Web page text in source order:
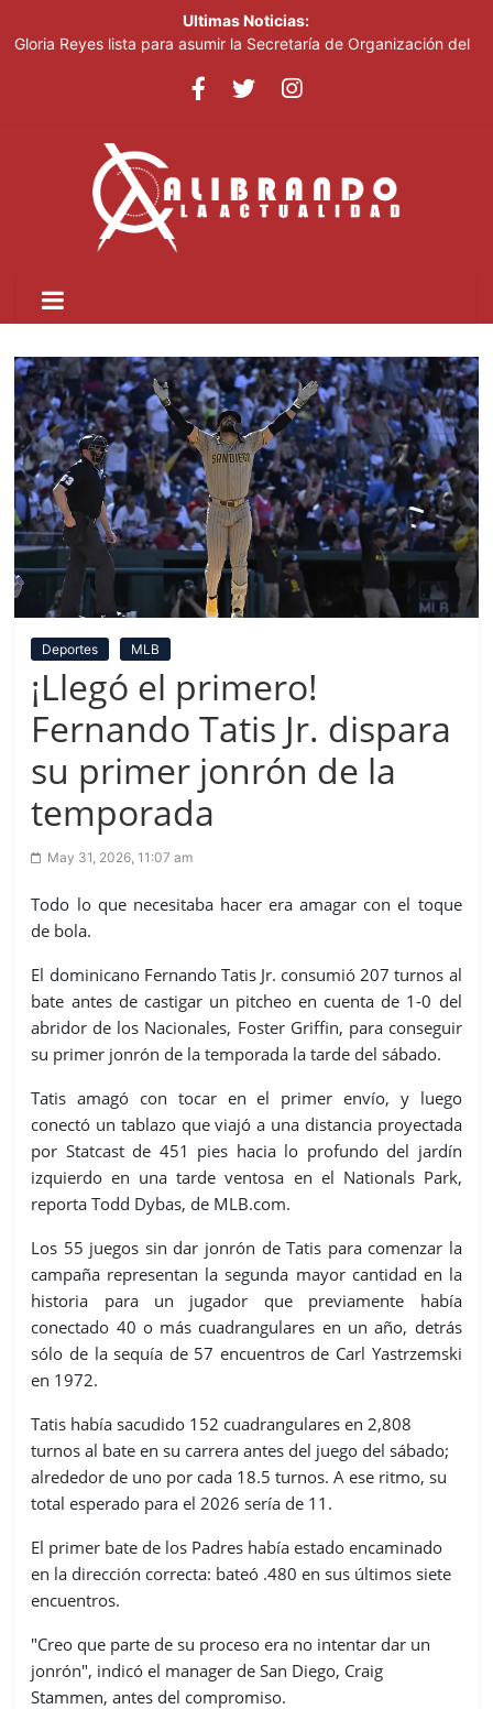
Ultimas Noticias:
Gloria Reyes lista para asumir la Secretaría de Organización del
Efemérides Patrias y el Instituto Duartiano en reunión solemne
Agente de la DIGESETT identifica a mujer reportada como
desaparecida tras encontrarla desorientada
Banreservas obtiene siete galardones en los Effie Awards
República Dominicana 2026
Deportes MLB
¡Llegó el primero!
Fernando Tatis Jr. dispara
su primer jonrón de la
temporada
May 31, 2026, 11:07 am
Todo lo que necesitaba hacer era amagar con el toque
de bola.
El dominicano Fernando Tatis Jr. consumió 207 turnos al
bate antes de castigar un pitcheo en cuenta de 1-0 del
abridor de los Nacionales, Foster Griffin, para conseguir
su primer jonrón de la temporada la tarde del sábado.
Tatis amagó con tocar en el primer envío, y luego
conectó un tablazo que viajó a una distancia proyectada
por Statcast de 451 pies hacia lo profundo del jardín
izquierdo en una tarde ventosa en el Nationals Park,
reporta Todd Dybas, de MLB.com.
Los 55 juegos sin dar jonrón de Tatis para comenzar la
campaña representan la segunda mayor cantidad en la
historia para un jugador que previamente había
conectado 40 o más cuadrangulares en un año, detrás
sólo de la sequía de 57 encuentros de Carl Yastrzemski
en 1972.
Tatis había sacudido 152 cuadrangulares en 2,808
turnos al bate en su carrera antes del juego del sábado;
alrededor de uno por cada 18.5 turnos. A ese ritmo, su
total esperado para el 2026 sería de 11.
El primer bate de los Padres había estado encaminado
en la dirección correcta: bateó .480 en sus últimos siete
encuentros.
"Creo que parte de su proceso era no intentar dar un
jonrón", indicó el manager de San Diego, Craig
Stammen, antes del compromiso.